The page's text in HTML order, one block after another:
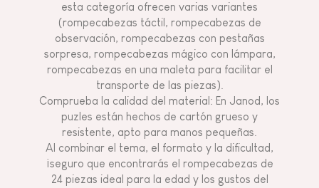
esta categoría ofrecen varias variantes
(rompecabezas táctil, rompecabezas de
observación, rompecabezas con pestañas
sorpresa, rompecabezas mágico con lámpara,
rompecabezas en una maleta para facilitar el
transporte de las piezas).
Comprueba la calidad del material: En Janod, los
puzles están hechos de cartón grueso y
resistente, apto para manos pequeñas.
Al combinar el tema, el formato y la dificultad,
¡seguro que encontrarás el rompecabezas de
24 piezas ideal para la edad y los gustos del